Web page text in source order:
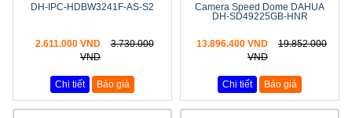
DH-IPC-HDBW3241F-AS-S2
2.611.000 VND
3.730.000
VND
Chi tiết Báo giá
Camera Speed Dome DAHUA
DH-SD49225GB-HNR
13.896.400 VND
19.852.000
VND
Chi tiết Báo giá